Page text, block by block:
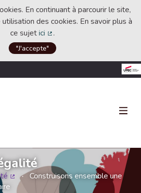
En continuant à parcourir le site,
des cookies. En savoir plus à
ce sujetici
(Lien externe)
.
"J'accepte"
(Lien externe)
Construisons ensemble une